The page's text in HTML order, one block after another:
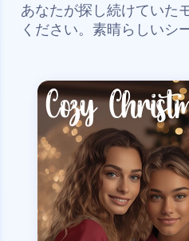
あなたが探し続けていた
ください。素晴らしいシ